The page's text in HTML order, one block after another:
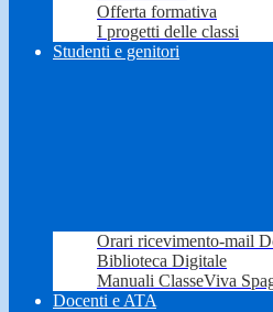
Offerta formativa
I progetti delle classi
Studenti e genitori
Orari ricevimento-mail
Biblioteca Digitale
Manuali ClasseViva
Docenti e ATA